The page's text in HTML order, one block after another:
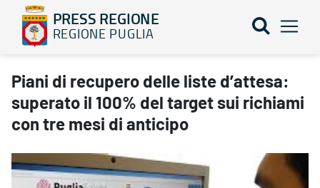
PRESS REGIONE
REGIONE PUGLIA
Piani di recupero delle liste d’attesa: superato il 100% del target
Piani di recupero delle liste d’attesa:
superato il 100% del target sui richiami
con tre mesi di anticipo